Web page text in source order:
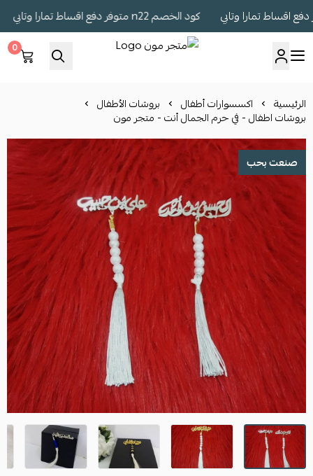
كود الخصم n22 متوفر دفع اقساط تمارا وتابي
0
الرئيسية اكسسوارات أطفال بروشات الأطفال
بروشات اطفال - في حرم الجمال أنت - متجر مون
صنعت بحب